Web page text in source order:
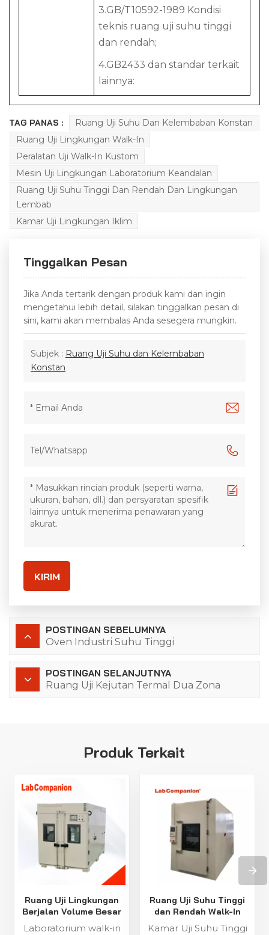
3.GB/T10592-1989 Kondisi
teknis ruang uji suhu tinggi
dan rendah;
4.GB2433 dan standar terkait
lainnya:
TAG PANAS :
Ruang Uji Suhu Dan Kelembaban Konstan
Ruang Uji Lingkungan Walk-In
Peralatan Uji Walk-In Kustom
Mesin Uji Lingkungan Laboratorium Keandalan
Ruang Uji Suhu Tinggi Dan Rendah Dan Lingkungan
Lembab
Kamar Uji Lingkungan Iklim
Tinggalkan Pesan
Jika Anda tertarik dengan produk kami dan ingin
mengetahui lebih detail, silakan tinggalkan pesan di
sini, kami akan membalas Anda sesegera mungkin.
Subjek : Ruang Uji Suhu dan Kelembaban
Konstan
KIRIM
POSTINGAN SEBELUMNYA
Oven Industri Suhu Tinggi
POSTINGAN SELANJUTNYA
Ruang Uji Kejutan Termal Dua Zona
Produk Terkait
Ruang Uji Lingkungan
Berjalan Volume Besar
Laboratorium walk-in
Ruang Uji Suhu Tinggi
dan Rendah Walk-In
Kamar Uji Suhu Tinggi